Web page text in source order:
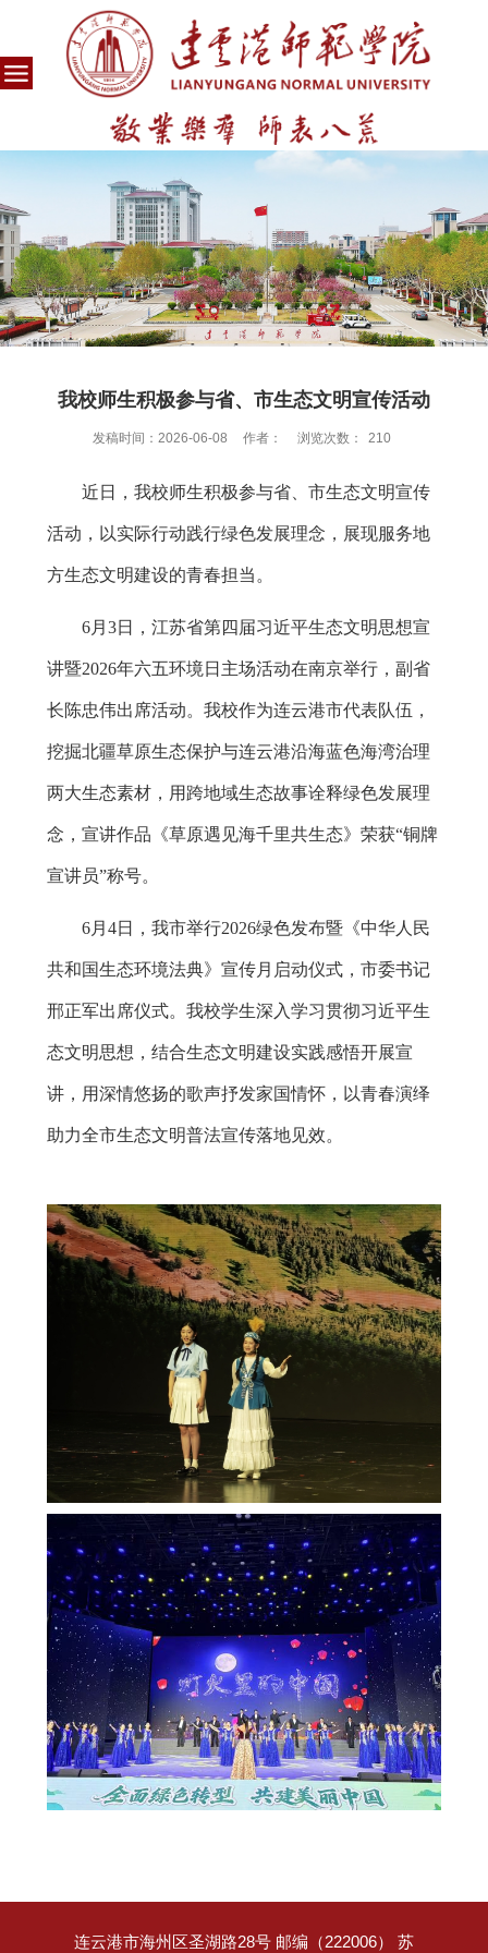
我校师生积极参与省、市生态文明宣传活动
发稿时间：2026-06-08 作者： 浏览次数： 210
近日， 我校师生积极参与省、市生态文明宣传
活动，以实际行动践行绿色发展理念，展现服务地
方生态文明建设的青春担当。
6月3日，江苏省第四届习近平生态文明思想宣
讲暨2026年六五环境日主场活动在南京举行，副省
长陈忠伟出席活动。我校作为连云港市代表队伍 ，
挖掘北疆草原生态保护与连云港沿海蓝色海湾治理
两大生态素材，用跨地域生态故事诠释绿色发展理
念，宣讲作品《草原遇见海千里共生态》荣获“铜牌
宣讲员”称号。
6月4日，我市举行2026绿色发布暨《中华人民
共和国生态环境法典》宣传月启动仪式，市委书记
邢正军出席仪式。 我校学生深入学习贯彻习近平生
态文明思想， 结合生态文明建设实践感悟开展宣
讲， 用深情悠扬的歌声抒发家国情怀，以青春演绎
助力全市生态文明普法宣传落地见效。
连云港市海州区圣湖路28号 邮编（222006） 苏